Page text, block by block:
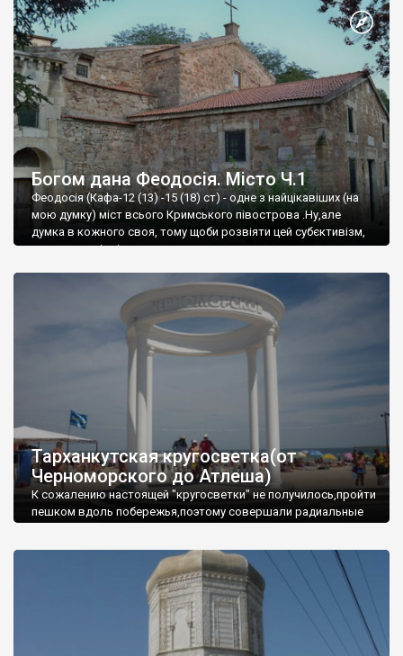
Богом дана Феодосія. Місто Ч.1
Феодосія (Кафа-12 (13) -15 (18) ст) - одне з найцікавіших (на
мою думку) міст всього Кримського півострова .Ну,але
думка в кожного своя, тому щоби розвіяти цей субєктивізм,
запрошую відвідати це
Тарханкутская кругосветка(от
Черноморского до Атлеша)
К сожалению настоящей "кругосветки" не получилось,пройти
пешком вдоль побережья,поэтому совершали радиальные